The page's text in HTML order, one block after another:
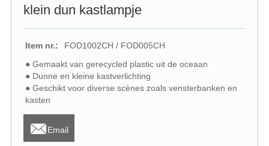
klein dun kastlampje
Item nr.:
FOD1002CH / FOD005CH
● Gemaakt van gerecycled plastic uit de oceaan
● Dunne en kleine kastverlichting
● Geschikt voor diverse scènes zoals vensterbanken en
kasten
Email